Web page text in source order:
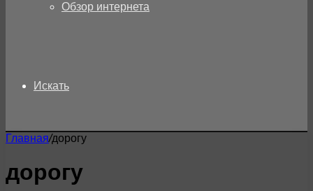
Обзор интернета
Искать
Главная/дорогу
дорогу